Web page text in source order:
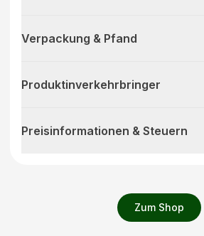
Zum Shop
Verpackung & Pfand
Produktinverkehrbringer
Preisinformationen & Steuern